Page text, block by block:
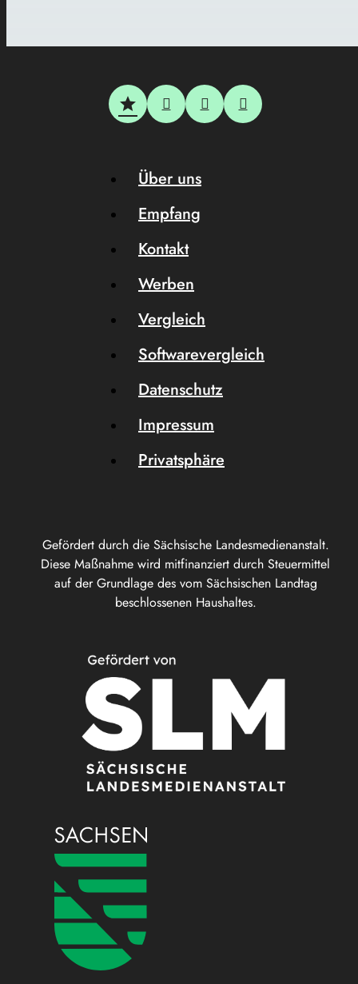
Gefördert durch die Sächsische Landesmedienanstalt.
Diese Maßnahme wird mitfinanziert durch Steuermittel
auf der Grundlage des vom Sächsischen Landtag
beschlossenen Haushaltes.
Über uns
Empfang
Kontakt
Werben
Vergleich
Softwarevergleich
Datenschutz
Impressum
Privatsphäre